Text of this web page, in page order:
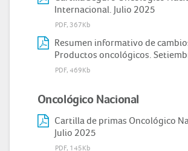
Internacional. Julio 2025
PDF, 367Kb
Resumen informativo de
Productos oncológicos.
PDF, 469Kb
Oncológico Nacional
Cartilla de primas Oncológico
Julio 2025
PDF, 145Kb